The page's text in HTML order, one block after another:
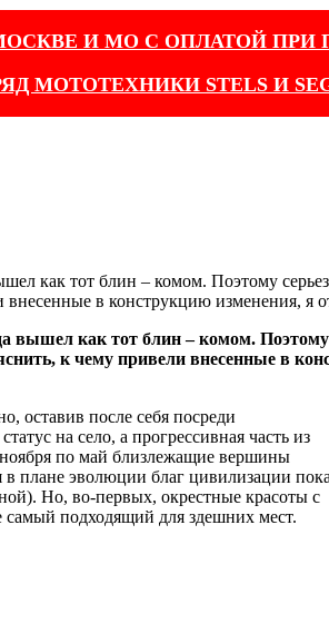
И МО С ОПЛАТОЙ ПРИ
МОТОТЕХНИКИ STELS И
как тот блин – комом. Поэтому
в конструкцию изменения, я
вышел как тот блин – комом.
к чему привели внесенные в
оставив после себя посреди
на село, а прогрессивная часть из
ноября по май близлежащие вершины
плане эволюции благ цивилизации пока
Но, во‑первых, окрестные красоты с
самый подходящий для здешних мест.